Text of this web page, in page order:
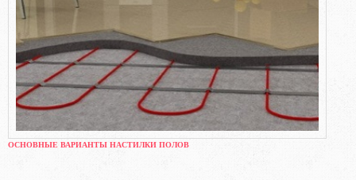
ОСНОВНЫЕ ВАРИАНТЫ НАСТИЛКИ ПОЛОВ